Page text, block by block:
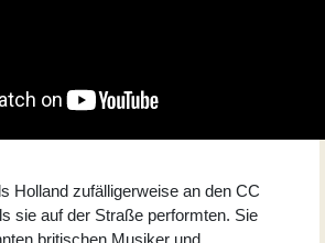
Holland zufälligerweise an den CC
sie auf der Straße performten. Sie
britischen Musiker und